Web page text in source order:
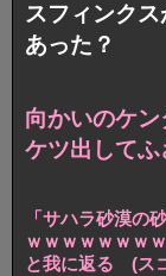
スフィンク
あった？
向かいのケ
ケツ出して
「サハラ砂漠の
ｗｗｗｗｗｗｗ
と我に返る (ス